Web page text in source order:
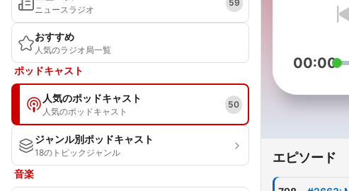
ニュースラジオ
59
おすすめ
人気のラジオ局一覧
ポッドキャスト
人気のポッドキャスト
人気のポッドキャスト
50
ジャンル別ポッドキャスト
18のトピックジャンル
音楽
00:00
エピソード